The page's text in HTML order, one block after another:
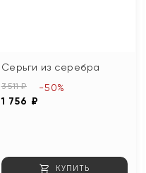
Серьги из серебра
3 511 ₽
1 756 ₽
-50%
КУПИТЬ